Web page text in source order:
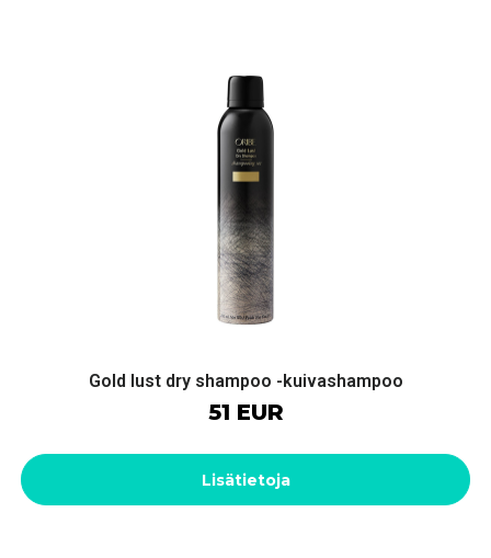
Gold lust dry shampoo -kuivashampoo
51 EUR
Lisätietoja